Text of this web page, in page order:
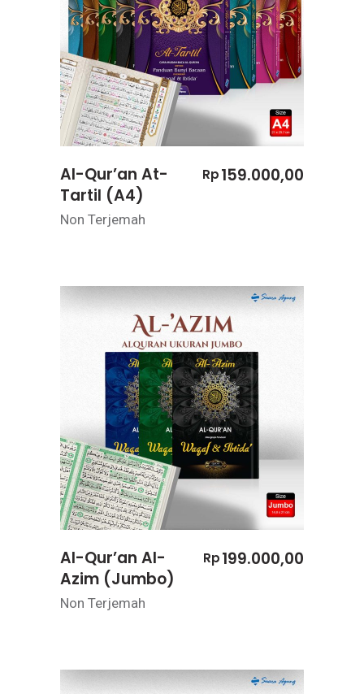
Al-Qur’an At-
Tartil (A4)
Rp159.000,00
Non Terjemah
Al-Qur’an Al-
Azim (Jumbo)
Rp199.000,00
Non Terjemah